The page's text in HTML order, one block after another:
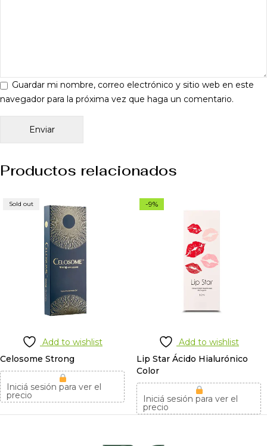
Guardar mi nombre, correo electrónico y sitio web en este
navegador para la próxima vez que haga un comentario.
Productos relacionados
Sold out
Add to wishlist
Celosome Strong
Iniciá sesión para ver el
precio
-9%
Add to wishlist
Lip Star Ácido Hialurónico
Color
Iniciá sesión para ver el
precio